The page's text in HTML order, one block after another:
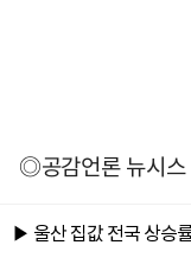
◎공감언론 뉴시스